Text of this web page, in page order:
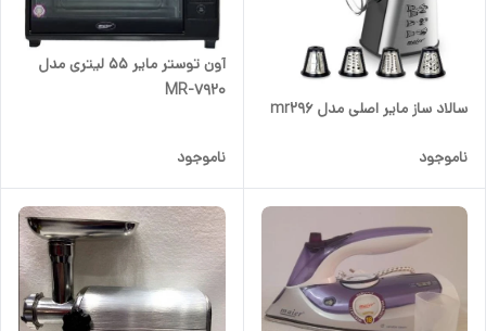
سالاد ساز مایر اصلی مدل mr296
ناموجود
آون توستر مایر 55 لیتری مدل
MR-7920
ناموجود